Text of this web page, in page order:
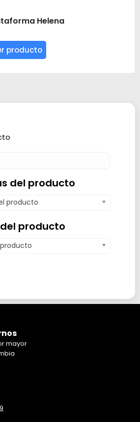
Helena
producto
del producto
producto
producto
mayor